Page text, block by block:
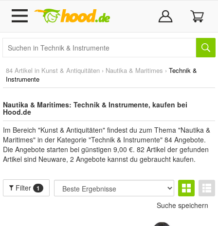
84 Artikel in Kunst & Antiquitäten › Nautika & Maritimes › Technik &
Instrumente
Nautika & Maritimes: Technik & Instrumente, kaufen bei
Hood.de
Im Bereich "Kunst & Antiquitäten" findest du zum Thema "Nautika &
Maritimes" in der Kategorie "Technik & Instrumente" 84 Angebote.
Die Angebote starten bei günstigen 9,00 €. 82 Artikel der gefunden
Artikel sind Neuware, 2 Angebote kannst du gebraucht kaufen.
Filter 1
Suche speichern